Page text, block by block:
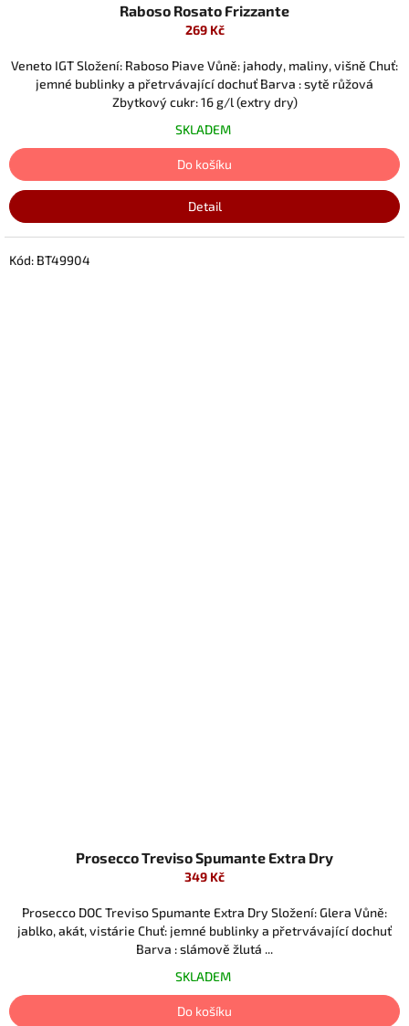
Raboso Rosato Frizzante
269 Kč
Veneto IGT Složení: Raboso Piave Vůně: jahody, maliny, višně Chuť:
jemné bublinky a přetrvávající dochuť Barva : sytě růžová
Zbytkový cukr: 16 g/l (extry dry)
SKLADEM
Do košíku
Detail
Prosecco Treviso Spumante Extra Dry
349 Kč
Prosecco DOC Treviso Spumante Extra Dry Složení: Glera Vůně:
jablko, akát, vistárie Chuť: jemné bublinky a přetrvávající dochuť
Barva : slámově žlutá ...
SKLADEM
Do košíku
Kód: BT49904